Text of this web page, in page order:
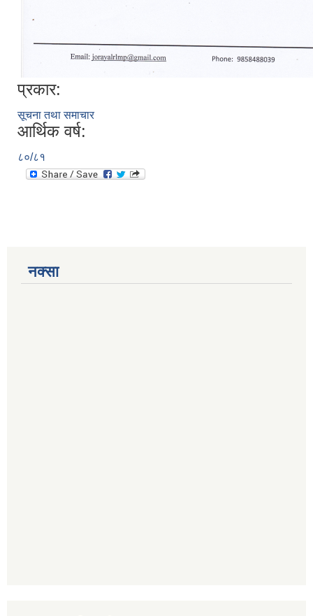
प्रकार:
सूचना तथा समाचार
आर्थिक वर्ष:
८०/८१
नक्सा